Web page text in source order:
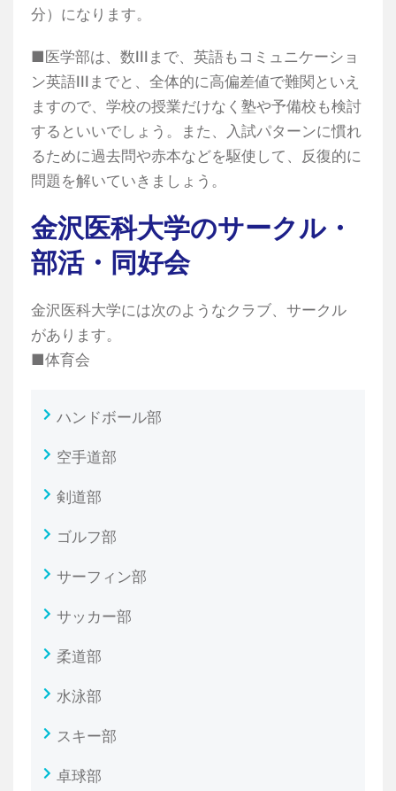
分）になります。
■医学部は、数IIIまで、英語もコミュニケーショ
ン英語IIIまでと、全体的に高偏差値で難関といえ
ますので、学校の授業だけなく塾や予備校も検討
するといいでしょう。また、入試パターンに慣れ
るために過去問や赤本などを駆使して、反復的に
問題を解いていきましょう。
金沢医科大学のサークル・
部活・同好会
金沢医科大学には次のようなクラブ、サークル
があります。
■体育会
ハンドボール部
空手道部
剣道部
ゴルフ部
サーフィン部
サッカー部
柔道部
水泳部
スキー部
卓球部